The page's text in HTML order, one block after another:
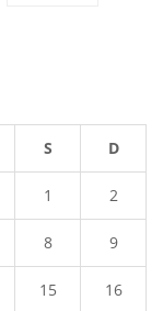
S D
1 2
8 9
15 16